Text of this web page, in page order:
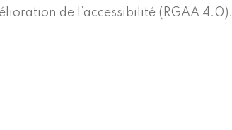
de l’accessibilité (RGAA 4.0).